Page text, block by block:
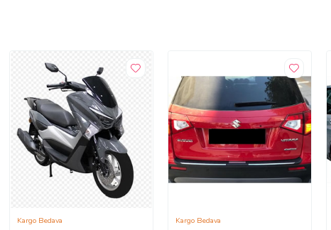
Kargo Bedava Kargo Bedava